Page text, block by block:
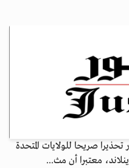
تحذيرا صريحا للولايات المتحدة
معتبرا أن مث...